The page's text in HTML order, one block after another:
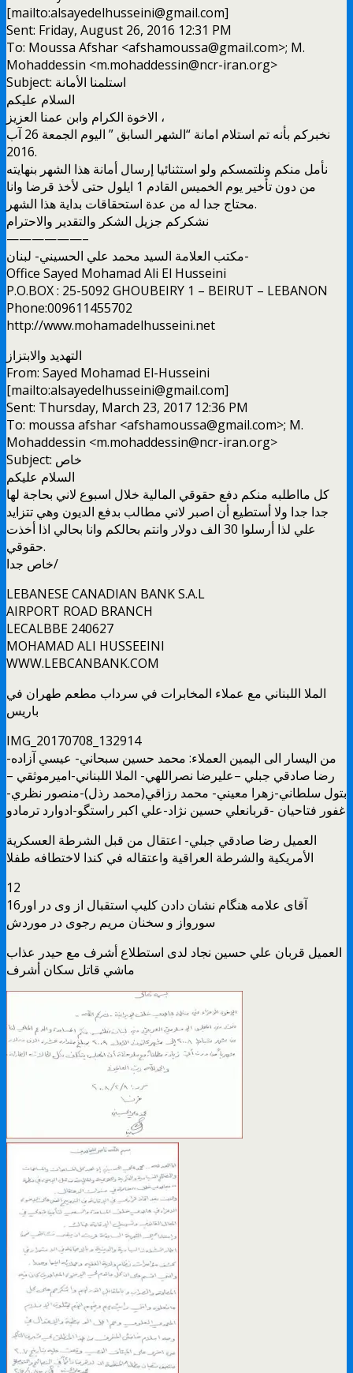
[mailto:alsayedelhusseini@gmail.com]
Sent: Friday, August 26, 2016 12:31 PM
To: Moussa Afshar <afshamoussa@gmail.com>; M.
Mohaddessin <m.mohaddessin@ncr-iran.org>
Subject: استلمنا الأمانة
السلام عليكم
الاخوة الكرام وابن عمنا العزيز ،
نخبركم بأنه تم استلام امانة “الشهر السابق ” اليوم الجمعة 26 آب
2016.
نأمل منكم ونلتمسكم ولو استثنائيا إرسال أمانة هذا الشهر بنهايته
من دون تأخير يوم الخميس القادم 1 ايلول حتى لأخذ قرضا وانا
محتاج جدا له من عدة استحقاقات بداية هذا الشهر.
نشكركم جزيل الشكر والتقدير والاحترام
——————–
مكتب العلامة السيد محمد علي الحسيني- لبنان-
Office Sayed Mohamad Ali El Husseini
P.O.BOX : 25-5092 GHOUBEIRY 1 – BEIRUT – LEBANON
Phone:009611455702
http://www.mohamadelhusseini.net
التهديد والابتزاز
From: Sayed Mohamad El-Husseini
[mailto:alsayedelhusseini@gmail.com]
Sent: Thursday, March 23, 2017 12:36 PM
To: moussa afshar <afshamoussa@gmail.com>; M.
Mohaddessin <m.mohaddessin@ncr-iran.org>
Subject: خاص
السلام عليكم
كل مااطلبه منكم دفع حقوقي المالية خلال اسبوع لاني بحاجة لها
جدا جدا ولا أستطيع أن اصبر لاني مطالب بدفع الديون وهي تتزايد
علي لذا أرسلوا 30 الف دولار وانتم بحالكم وانا بحالي اذا أخذت
حقوقي.
خاص جدا/
LEBANESE CANADIAN BANK S.A.L
AIRPORT ROAD BRANCH
LECALBBE 240627
MOHAMAD ALI HUSSEEINI
WWW.LEBCANBANK.COM
الملا اللبناني مع عملاء المخابرات في سرداب مطعم طهران في
باريس
IMG_20170708_132914
من اليسار الى اليمين العملاء: محمد حسين سبحاني- عيسي آزاده-
رضا صادقي جبلي –عليرضا نصراللهي- الملا اللبناني-اميرموثقي –
بتول سلطاني-زهرا معيني- محمد رزاقي(محمد رذل)-منصور نظري-
غفور فتاحيان -قربانعلي حسين نژاد-علي اكبر راستگو-ادوارد ترمادو
العميل رضا صادقي جبلي- اعتقال من قبل الشرطة العسكرية
الأمريكية والشرطة العراقية واعتقاله في كندا لاختطافه طفلا
12
16آقای علامه هنگام نشان دادن کلیپ استقبال از وی در اور
سورواز و سخنان مریم رجوی در موردش
العميل قربان علي حسين نجاد لدى استطلاع أشرف مع حيدر عذاب
ماشي قاتل سكان أشرف